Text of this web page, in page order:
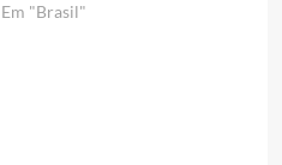
Em "Brasil"